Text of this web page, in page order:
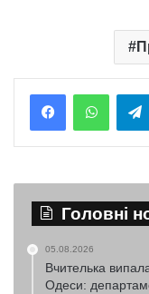
Головні
05.08.2026
Вчителька
Одеси: